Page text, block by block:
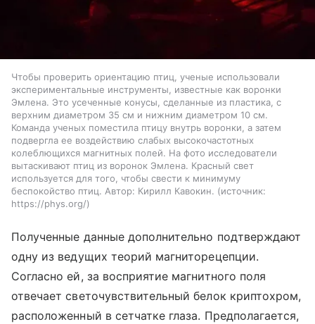
Чтобы проверить ориентацию птиц, ученые использовали
экспериментальные инструменты, известные как воронки
Эмлена. Это усеченные конусы, сделанные из пластика, с
верхним диаметром 35 см и нижним диаметром 10 см.
Команда ученых поместила птицу внутрь воронки, а затем
подвергла ее воздействию слабых высокочастотных
колеблющихся магнитных полей. На фото исследователи
вытаскивают птиц из воронок Эмлена. Красный свет
используется для того, чтобы свести к минимуму
беспокойство птиц. Автор: Кирилл Кавокин.
источник:
https://phys.org/
Полученные данные дополнительно подтверждают
одну из ведущих теорий магниторецепции.
Согласно ей, за восприятие магнитного поля
отвечает светочувствительный белок криптохром,
расположенный в сетчатке глаза. Предполагается,